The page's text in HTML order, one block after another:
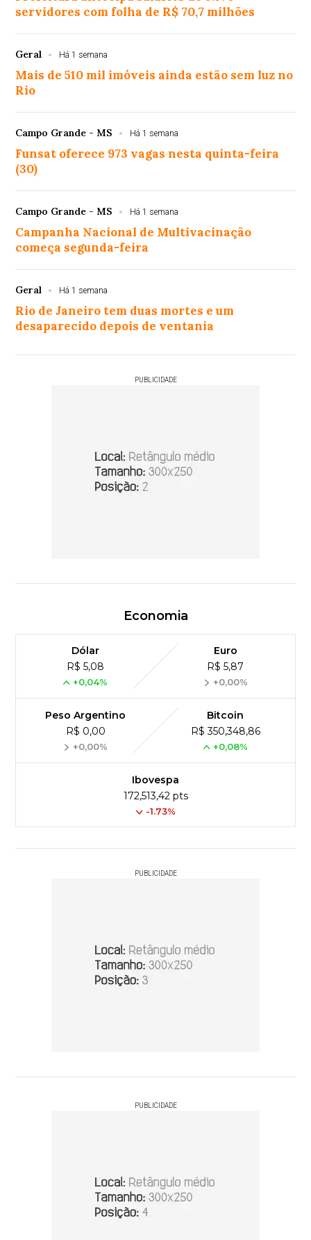
servidores com folha de R$ 70,7 milhões
Geral Há 1 semana
Mais de 510 mil imóveis ainda estão sem luz no
Rio
Campo Grande - MS Há 1 semana
Funsat oferece 973 vagas nesta quinta-feira
(30)
Campo Grande - MS Há 1 semana
Campanha Nacional de Multivacinação
começa segunda-feira
Geral Há 1 semana
Rio de Janeiro tem duas mortes e um
desaparecido depois de ventania
PUBLICIDADE
Economia
Dólar
R$ 5,08
+0,04%
Euro
R$ 5,87
+0,00%
Peso Argentino
R$ 0,00
+0,00%
Bitcoin
R$ 350,348,86
+0,08%
Ibovespa
172,513,42 pts
-1.73%
PUBLICIDADE
PUBLICIDADE